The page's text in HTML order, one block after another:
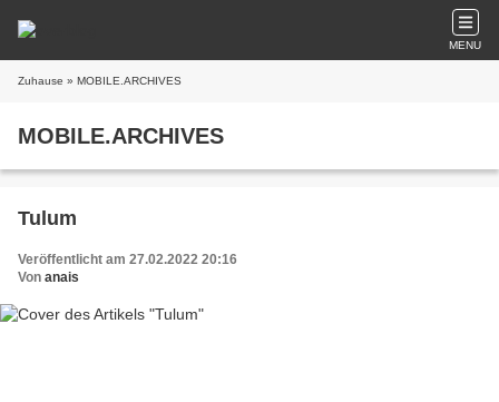
MENU
Zuhause » MOBILE.ARCHIVES
MOBILE.ARCHIVES
Tulum
Veröffentlicht am 27.02.2022 20:16
Von anais